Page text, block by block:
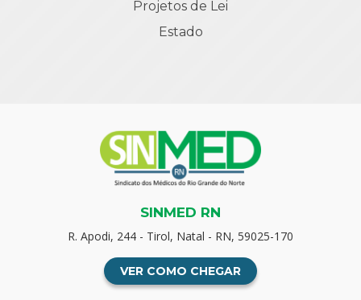
Projetos de Lei
Estado
SINMED RN
R. Apodi, 244 - Tirol, Natal - RN, 59025-170
VER COMO CHEGAR